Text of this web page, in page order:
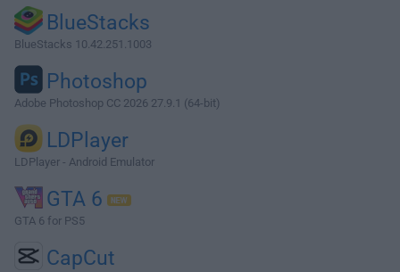
BlueStacks
BlueStacks 10.42.251.1003
Photoshop
Adobe Photoshop CC 2026 27.9.1 (64-bit)
LDPlayer
LDPlayer - Android Emulator
GTA 6
GTA 6 for PS5
CapCut